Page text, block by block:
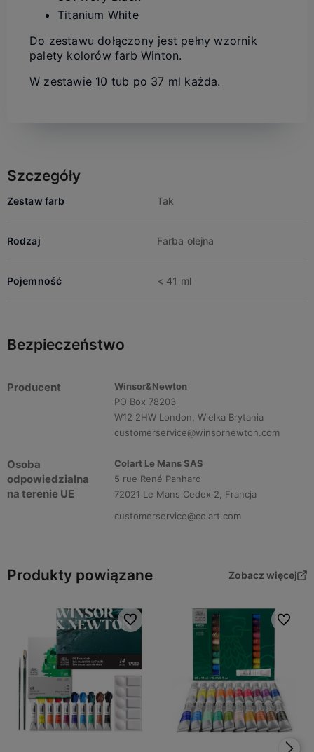
Titanium White
Do zestawu dołączony jest pełny wzornik
palety kolorów farb Winton.
W zestawie 10 tub po 37 ml każda.
Szczegóły
Zestaw farb Tak
Rodzaj Farba olejna
Pojemność < 41 ml
Bezpieczeństwo
Producent
Winsor&Newton
PO Box 78203
W12 2HW London, Wielka Brytania
customerservice@winsornewton.com
Osoba
odpowiedzialna
na terenie UE
Colart Le Mans SAS
5 rue René Panhard
72021 Le Mans Cedex 2, Francja
customerservice@colart.com
Produkty powiązane Zobacz więcej
Do ulubionych Do